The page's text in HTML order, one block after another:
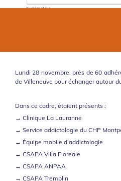
Lundi 28 novembre, près de 60
de Villeneuve pour échanger autour
Dans ce cadre, étaient présents :
→ Clinique La Lauranne
→ Service addictologie du CHP
→ Équipe mobile d’addictologie
→ CSAPA Villa Floreale
→ CSAPA ANPAA
→ CSAPA Tremplin